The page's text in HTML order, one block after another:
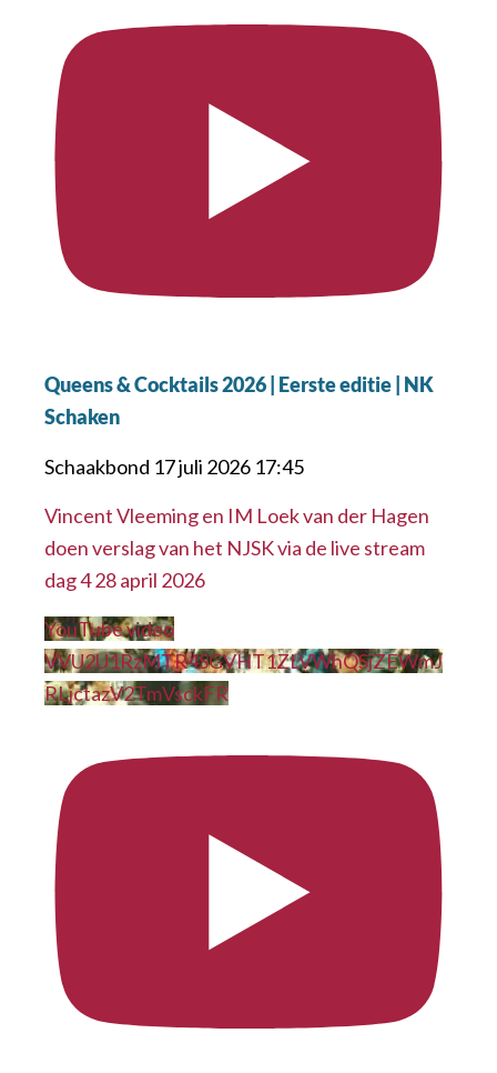
Queens & Cocktails 2026 | Eerste editie | NK
Schaken
Schaakbond 17 juli 2026 17:45
Vincent Vleeming en IM Loek van der Hagen
doen verslag van het NJSK via de live stream
dag 4 28 april 2026
YouTube video
VVU2U1RzMTR4SGVHT1ZLVWhQSjZEWmJ
RLjctazV2TmVsckFR